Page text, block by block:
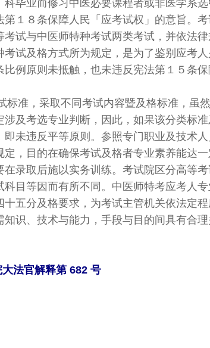
毕业而修习中医必要课程者或非医学系
１８条保障人民「应考试权」的意旨。
试与中医师特种考试两类考试，并依法
试及格方式所为规定，是为了鉴别应考
例原则未抵触，也未违反宪法第１５条
准，采取不同考试内容暨及格标准，虽
及考选专业判断，因此，如果该分类标
未违反平等原则。参照专门职业及技术人
，目的在确保考试及格者专业素养能达
录取后施以实务训练。考试院区分高等考
目等因而有所不同。中医师特考应考人
五分及格要求，为考试主管机关依法定
识、技术与能力，手段与目的间具有合
法官解释第 682 号